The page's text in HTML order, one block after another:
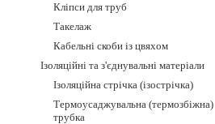
Кліпси для труб
Такелаж
Кабельні скоби із цвяхом
Ізоляційні та з'єднувальні матеріали
Ізоляційна стрічка (ізострічка)
Термоусаджувальна (термозбіжна)
трубка